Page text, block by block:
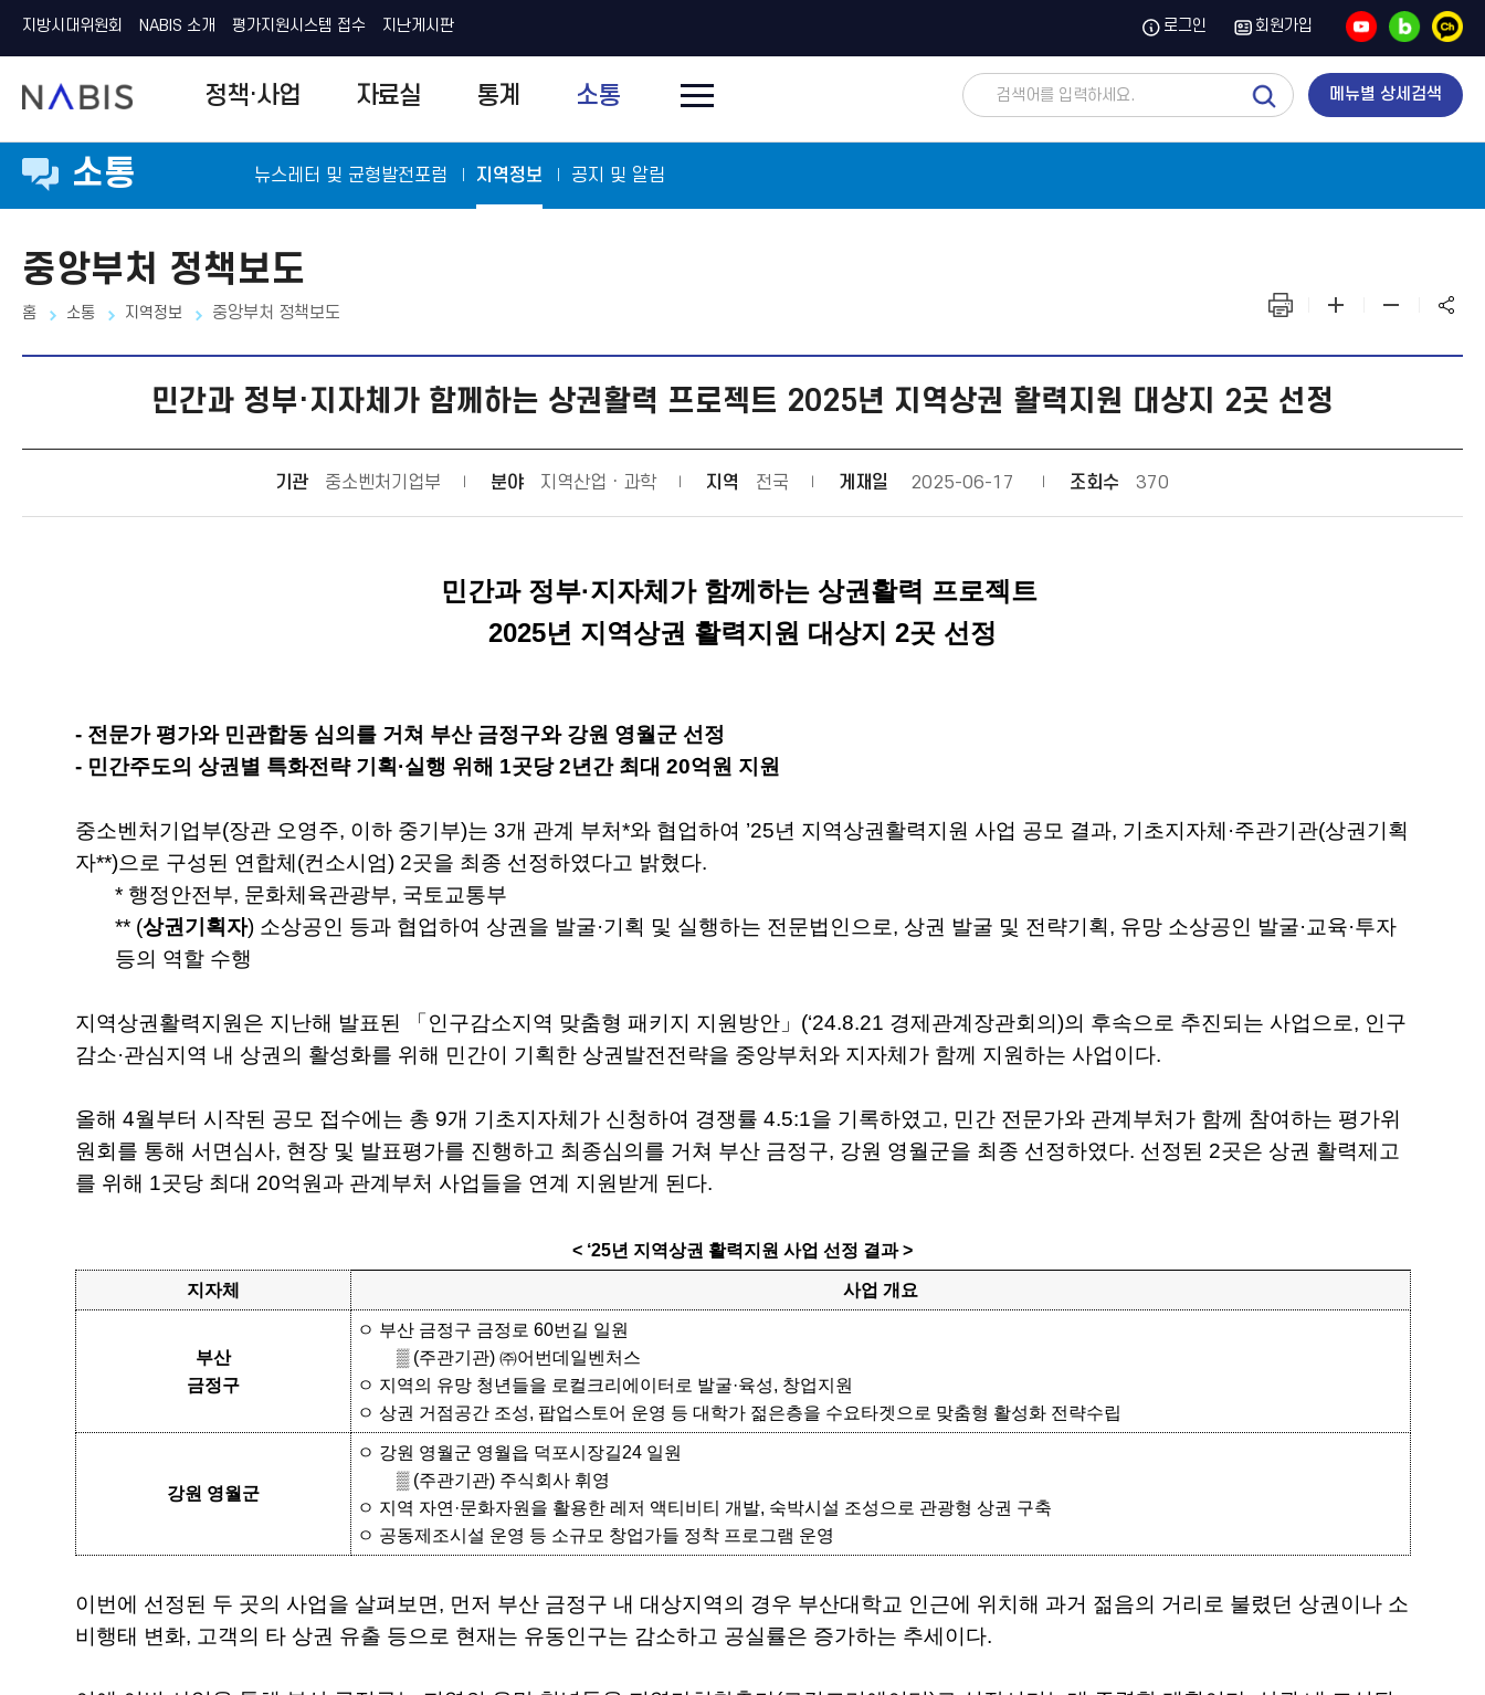
지방시대위원회 NABIS 소개 평가지원시스템 접수 지난게시판 로그인 회원가입
유
튜
브
블
로
그
카
카
오
채
널
N
A 정책·사업 자료실 통계 소통
전
체
닫
메뉴별 상세검색
통
합
검
소통 뉴스레터 및 균형발전포럼 지역정보 공지 및 알림
중앙부처 정책보도
화
면
면
면
홈 소통 지역정보 중앙부처 정책보도
민간과 정부·지자체가 함께하는 상권활력 프로젝트 2025년 지역상권 활력지원 대상지 2곳 선정
기관 중소벤처기업부 분야 지역산업ㆍ과학 지역 전국 게재일 2025-06-17 조회수 370